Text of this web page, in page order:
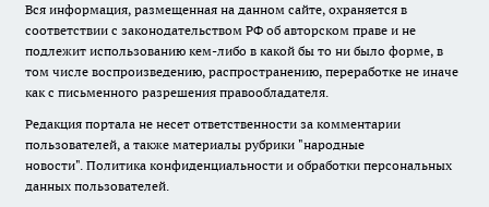
Вся информация, размещенная на данном сайте, охраняется в
соответствии с законодательством РФ об авторском праве и не
подлежит использованию кем-либо в какой бы то ни было форме, в
том числе воспроизведению, распространению, переработке не иначе
как с письменного разрешения правообладателя.
Редакция портала не несет ответственности за комментарии
пользователей, а также материалы рубрики "народные
новости". Политика конфиденциальности и обработки персональных
данных пользователей.